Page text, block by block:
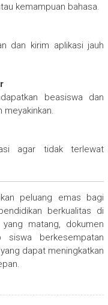
kemampuan bahasa.
dan kirim aplikasi jauh
beasiswa dan
meyakinkan.
agar tidak terlewat
peluang emas bagi
berkualitas di
matang, dokumen
berkesempatan
dapat meningkatkan